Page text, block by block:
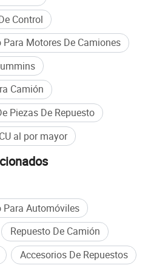
exportación de una sola parada
Control
Para Motores De Camiones
Camión
Piezas De Repuesto
al por mayor
Para Automóviles
Repuesto De Camión
Accesorios De Repuestos